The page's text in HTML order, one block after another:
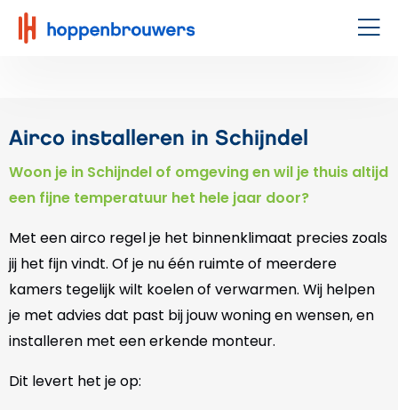
Hoppenbrouwers
|
Airco installeren in Schijndel
Woon je in Schijndel of omgeving en wil je thuis altijd
een fijne temperatuur het hele jaar door?
Met een airco regel je het binnenklimaat precies zoals
jij het fijn vindt. Of je nu één ruimte of meerdere
kamers tegelijk wilt koelen of verwarmen. Wij helpen
je met advies dat past bij jouw woning en wensen, en
installeren met een erkende monteur.
Dit levert het je op: